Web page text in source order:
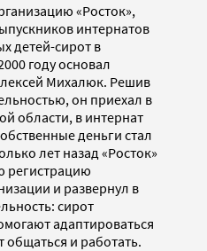
«Росток»,
интернатов
детей-сирот в
году основал
Михалюк. Решив
он приехал в
области, в интернат
деньги стал
лет назад «Росток»
регистрацию
и развернул в
сирот
адаптироваться
общаться и работать.